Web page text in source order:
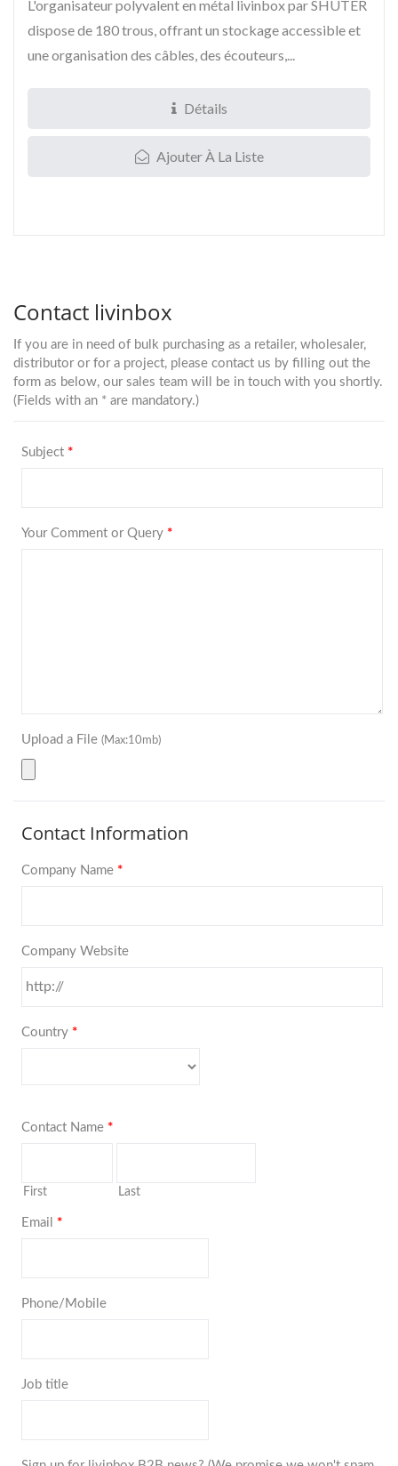
L'organisateur polyvalent en métal livinbox par SHUTER
dispose de 180 trous, offrant un stockage accessible et
une organisation des câbles, des écouteurs,...
Détails
Ajouter À La Liste